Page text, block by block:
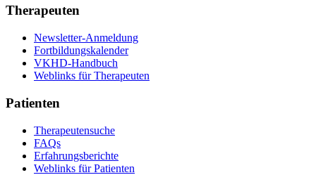
Therapeuten
Newsletter-Anmeldung
Fortbildungskalender
VKHD-Handbuch
Weblinks für Therapeuten
Patienten
Therapeutensuche
FAQs
Erfahrungsberichte
Weblinks für Patienten